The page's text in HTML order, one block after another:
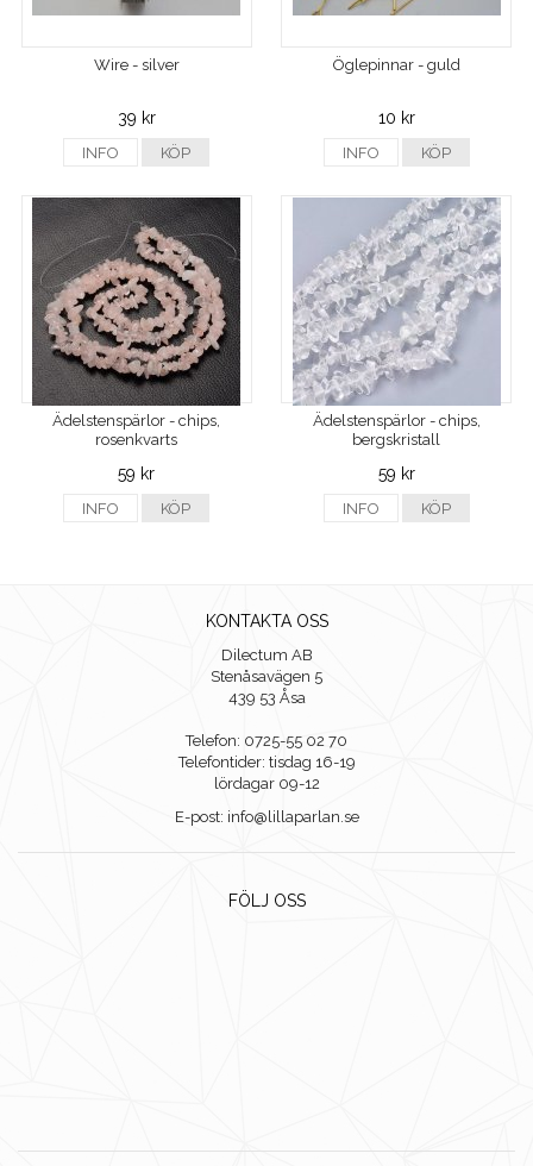
Wire - silver
39 kr
INFO KÖP
Öglepinnar - guld
10 kr
INFO KÖP
Ädelstenspärlor - chips,
rosenkvarts
59 kr
INFO KÖP
Ädelstenspärlor - chips,
bergskristall
59 kr
INFO KÖP
KONTAKTA OSS
Dilectum AB
Stenåsavägen 5
439 53 Åsa
Telefon: 0725-55 02 70
Telefontider: tisdag 16-19
lördagar 09-12
E-post: info@lillaparlan.se
FÖLJ OSS